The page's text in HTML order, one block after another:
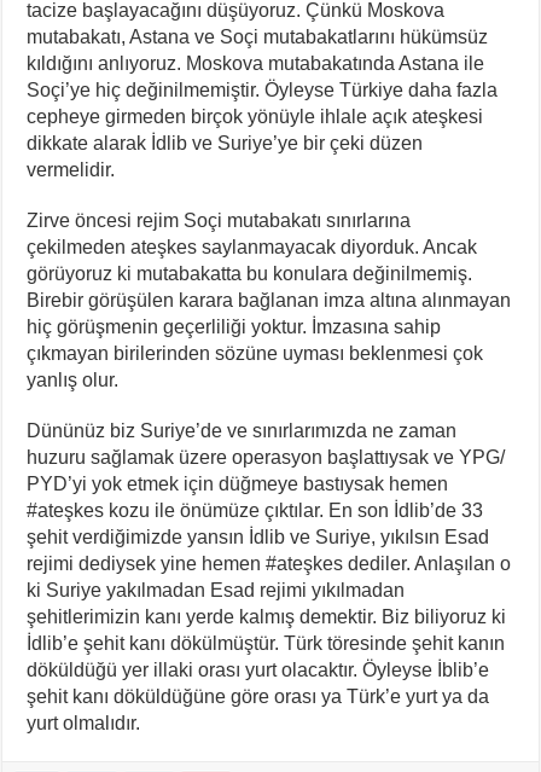
tacize başlayacağını düşüyoruz. Çünkü Moskova
mutabakatı, Astana ve Soçi mutabakatlarını hükümsüz
kıldığını anlıyoruz. Moskova mutabakatında Astana ile
Soçi’ye hiç değinilmemiştir. Öyleyse Türkiye daha fazla
cepheye girmeden birçok yönüyle ihlale açık ateşkesi
dikkate alarak İdlib ve Suriye’ye bir çeki düzen
vermelidir.
Zirve öncesi rejim Soçi mutabakatı sınırlarına
çekilmeden ateşkes saylanmayacak diyorduk. Ancak
görüyoruz ki mutabakatta bu konulara değinilmemiş.
Birebir görüşülen karara bağlanan imza altına alınmayan
hiç görüşmenin geçerliliği yoktur. İmzasına sahip
çıkmayan birilerinden sözüne uyması beklenmesi çok
yanlış olur.
Dününüz biz Suriye’de ve sınırlarımızda ne zaman
huzuru sağlamak üzere operasyon başlattıysak ve YPG/
PYD’yi yok etmek için düğmeye bastıysak hemen
#ateşkes kozu ile önümüze çıktılar. En son İdlib’de 33
şehit verdiğimizde yansın İdlib ve Suriye, yıkılsın Esad
rejimi dediysek yine hemen #ateşkes dediler. Anlaşılan o
ki Suriye yakılmadan Esad rejimi yıkılmadan
şehitlerimizin kanı yerde kalmış demektir. Biz biliyoruz ki
İdlib’e şehit kanı dökülmüştür. Türk töresinde şehit kanın
döküldüğü yer illaki orası yurt olacaktır. Öyleyse İblib’e
şehit kanı döküldüğüne göre orası ya Türk’e yurt ya da
yurt olmalıdır.